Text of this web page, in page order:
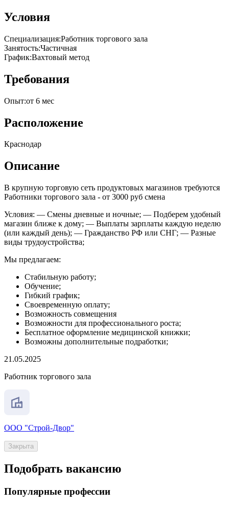
Условия
Специализация:Работник торгового зала
Занятость:Частичная
График:Вахтовый метод
Требования
Опыт:от 6 мес
Расположение
Краснодар
Описание
В крупную торговую сеть продуктовых магазинов требуются
Работники торгового зала - от 3000 руб смена
Условия: — Смены дневные и ночные; — Подберем удобный
магазин ближе к дому; — Выплаты зарплаты каждую неделю
(или каждый день); — Гражданство РФ или СНГ; — Разные
виды трудоустройства;
Мы предлагаем:
Стабильную работу;
Обучение;
Гибкий график;
Своевременную оплату;
Возможность совмещения
Возможности для профессионального роста;
Бесплатное оформление медицинской книжки;
Возможны дополнительные подработки;
21.05.2025
Работник торгового зала
ООО "Строй-Двор"
Закрыта
Подобрать вакансию
Популярные профессии